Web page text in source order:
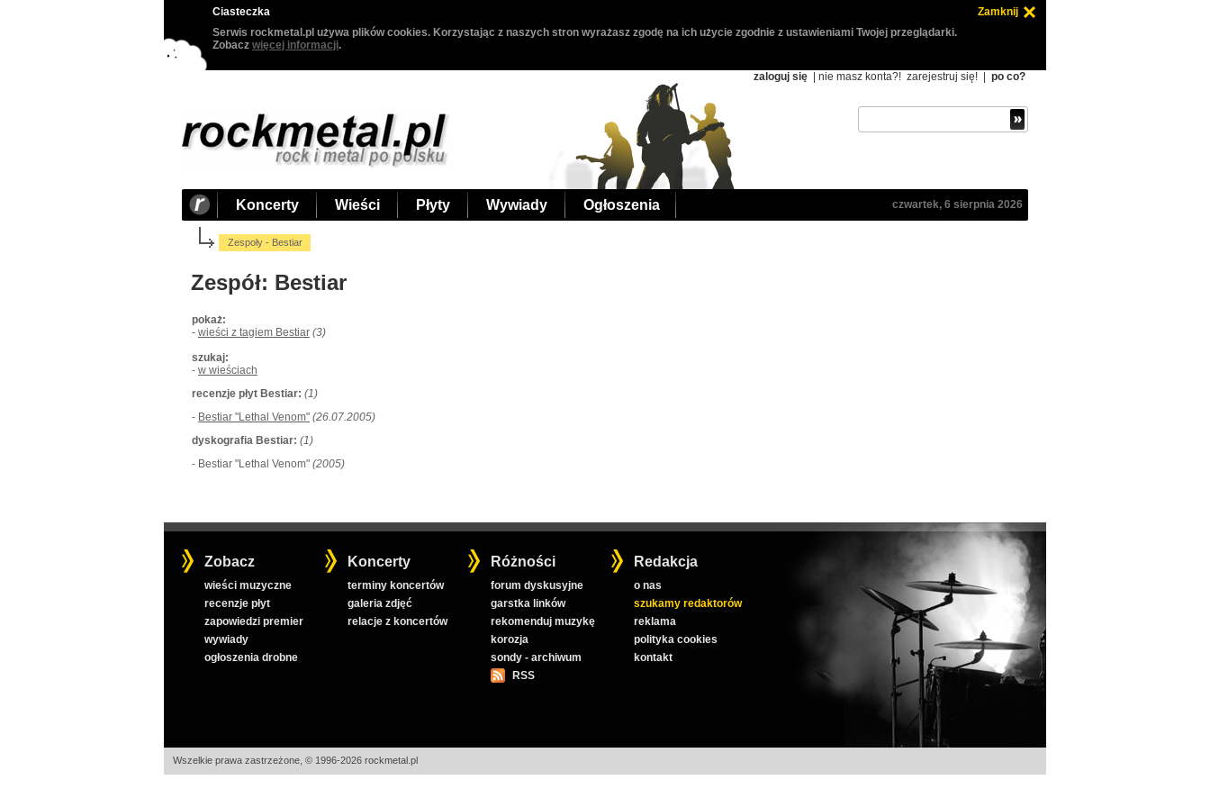
Ciasteczka
Zamknij
Serwis rockmetal.pl używa plików cookies. Korzystając z naszych stron wyrażasz zgodę na ich użycie zgodnie z ustawieniami Twojej przeglądarki.
Zobacz więcej informacji.
zaloguj się | nie masz konta?! zarejestruj się! po co?
Koncerty Wieści Płyty Wywiady Ogłoszenia czwartek, 6 sierpnia 2026
Zespoły - Bestiar
Zespół: Bestiar
pokaż:
- wieści z tagiem Bestiar (3)
szukaj:
- w wieściach
recenzje płyt Bestiar: (1)
- Bestiar "Lethal Venom" (26.07.2005)
dyskografia Bestiar: (1)
- Bestiar "Lethal Venom" (2005)
Zobacz
wieści muzyczne
recenzje płyt
zapowiedzi premier
wywiady
ogłoszenia drobne
Koncerty
terminy koncertów
galeria zdjęć
relacje z koncertów
Różności
forum dyskusyjne
garstka linków
rekomenduj muzykę
korozja
sondy - archiwum
RSS
Redakcja
o nas
szukamy redaktorów
reklama
polityka cookies
kontakt
Wszelkie prawa zastrzeżone, © 1996-2026 rockmetal.pl